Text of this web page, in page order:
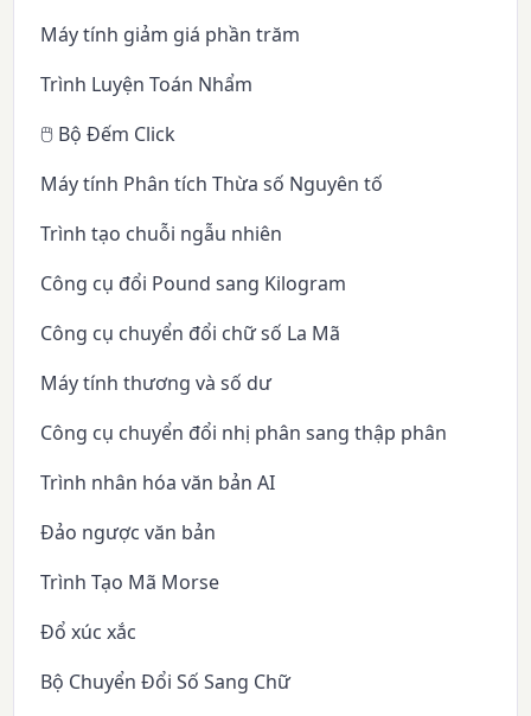
Máy tính giảm giá phần trăm
Trình Luyện Toán Nhẩm
🖱️ Bộ Đếm Click
Máy tính Phân tích Thừa số Nguyên tố
Trình tạo chuỗi ngẫu nhiên
Công cụ đổi Pound sang Kilogram
Công cụ chuyển đổi chữ số La Mã
Máy tính thương và số dư
Công cụ chuyển đổi nhị phân sang thập phân
Trình nhân hóa văn bản AI
Đảo ngược văn bản
Trình Tạo Mã Morse
Đổ xúc xắc
Bộ Chuyển Đổi Số Sang Chữ